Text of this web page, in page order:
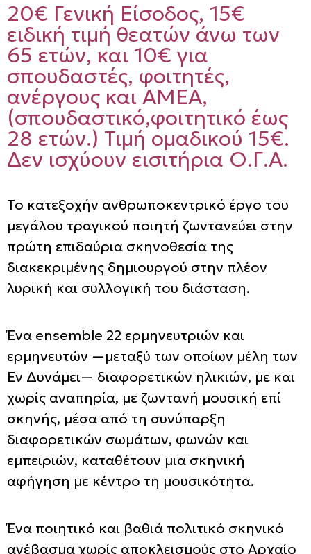
20€ Γενική Είσοδος, 15€
ειδική τιμή θεατών άνω των
65 ετών, και 10€ για
σπουδαστές, φοιτητές,
ανέργους και ΑΜΕΑ,
(σπουδαστικό,φοιτητικό έως
28 ετών.) Τιμή ομαδικού 15€.
Δεν ισχύουν εισιτήρια Ο.Γ.Α.
Το κατεξοχήν ανθρωποκεντρικό έργο του
μεγάλου τραγικού ποιητή ζωντανεύει στην
πρώτη επιδαύρια σκηνοθεσία της
διακεκριμένης δημιουργού στην πλέον
λυρική και συλλογική του διάσταση.
Ένα ensemble 22 ερμηνευτριών και
ερμηνευτών —μεταξύ των οποίων μέλη των
Εν Δυνάμει— διαφορετικών ηλικιών, με και
χωρίς αναπηρία, με ζωντανή μουσική επί
σκηνής, μέσα από τη συνύπαρξη
διαφορετικών σωμάτων, φωνών και
εμπειριών, καταθέτουν μια σκηνική
αφήγηση με κέντρο τη μουσικότητα.
Ένα ποιητικό και βαθιά πολιτικό σκηνικό
ανέβασμα χωρίς αποκλεισμούς στο Αρχαίο